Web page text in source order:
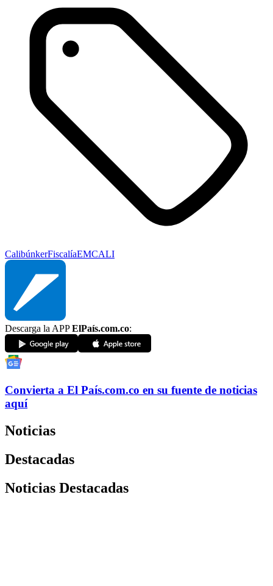
CalibúnkerFiscalíaEMCALI
Descarga la APPElPaís.com.co:
Convierta a El País.com.co en su fuente de noticias
aquí
Noticias
Destacadas
Noticias Destacadas